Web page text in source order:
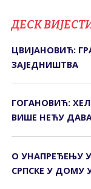
ДЕСК
ЦВИЈАНОВИЋ:
ЗАЈЕДНИШТВА
ГОГАНОВИЋ:
ВИШЕ НЕЋУ
О УНАПРЕЂЕЊУ
СРПСКЕ У ДОМУ